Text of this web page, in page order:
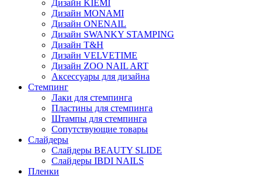
Дизайн KIEMI
Дизайн MONAMI
Дизайн ONENAIL
Дизайн SWANKY STAMPING
Дизайн T&H
Дизайн VELVETIME
Дизайн ZOO NAIL ART
Аксессуары для дизайна
Стемпинг
Лаки для стемпинга
Пластины для стемпинга
Штампы для стемпинга
Сопутствующие товары
Слайдеры
Слайдеры BEAUTY SLIDE
Слайдеры IBDI NAILS
Пленки